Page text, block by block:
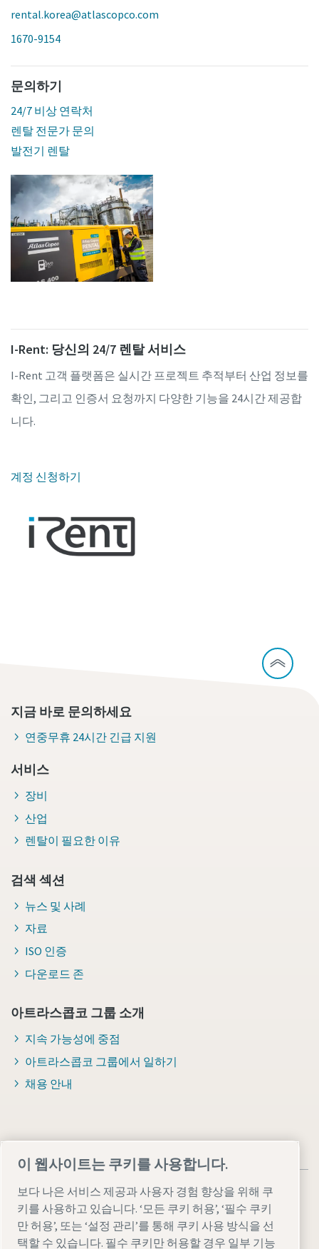
rental.korea@atlascopco.com
1670-9154
문의하기
24/7 비상 연락처
렌탈 전문가 문의
발전기 렌탈
I-Rent: 당신의 24/7 렌탈 서비스
I-Rent 고객 플랫폼은 실시간 프로젝트 추적부터 산업 정보를
확인, 그리고 인증서 요청까지 다양한 기능을 24시간 제공합
니다.
계정 신청하기
지금 바로 문의하세요
연중무휴 24시간 긴급 지원
서비스
장비
산업
렌탈이 필요한 이유
검색 섹션
뉴스 및 사례
자료
ISO 인증
다운로드 존
아트라스콥코 그룹 소개
지속 가능성에 중점
아트라스콥코 그룹에서 일하기
채용 안내
법률 및 개인 정보 참고 사항설정 관리접근성 사이트 맵
이 웹사이트는 쿠키를 사용합니다.
보다 나은 서비스 제공과 사용자 경험 향상을 위해 쿠
키를 사용하고 있습니다. ‘모든 쿠키 허용’, ‘필수 쿠키
만 허용’, 또는 ‘설정 관리’를 통해 쿠키 사용 방식을 선
택할 수 있습니다. 필수 쿠키만 허용할 경우 일부 기능